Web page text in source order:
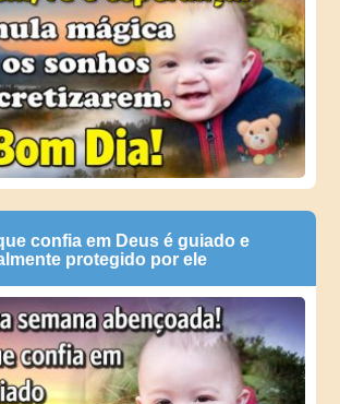
confia em Deus é guiado e
protegido por ele